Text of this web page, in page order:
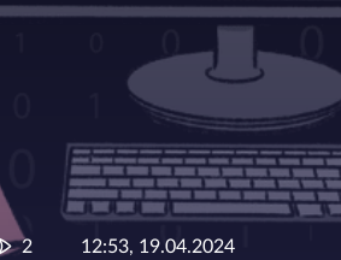
2 12:53, 19.04.2024